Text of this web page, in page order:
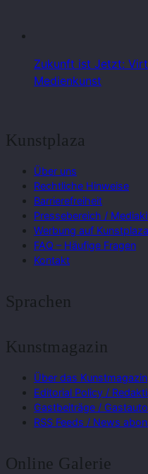
Zukunft ist Jetzt:
Medienkunst
Kunstplaza
Über uns
Rechtliche Hinweise
Barrierefreiheit
Pressebereich /
Werbung auf Kunstplaza
FAQ – Häufige Fragen
Kontakt
Sprachen
Kunstmagazin
Über das Kunstmagazin
Editorial Policy /
Gastbeiträge /
RSS Feeds / News
Online Galerie